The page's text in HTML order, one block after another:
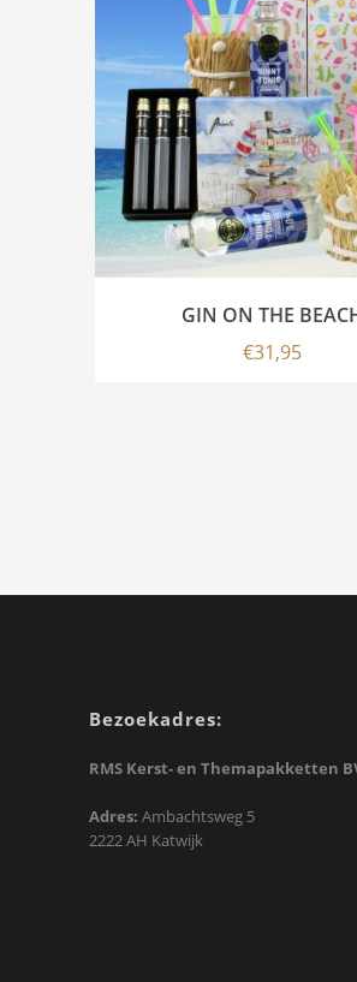
GIN ON THE
€31,95
Bezoekadres:
RMS Kerst- en Themapakketten
Adres: Ambachtsweg 5
2222 AH Katwijk